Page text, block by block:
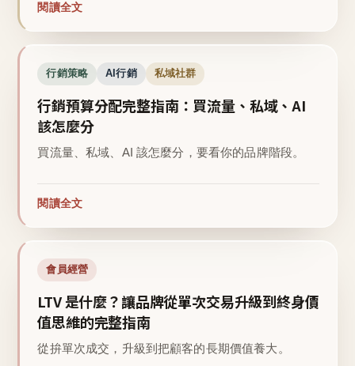
閱讀全文
行銷策略 AI行銷 私域社群
行銷預算分配完整指南：買流量、私域、AI
該怎麼分
買流量、私域、AI 該怎麼分，要看你的品牌階段。
閱讀全文
會員經營
LTV 是什麼？讓品牌從單次交易升級到終身價
值思維的完整指南
從拚單次成交，升級到把顧客的長期價值養大。